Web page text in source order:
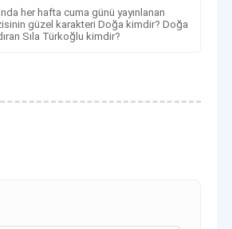
her hafta cuma günü yayınlanan
güzel karakteri Doğa kimdir? Doğa
Sıla Türkoğlu kimdir?